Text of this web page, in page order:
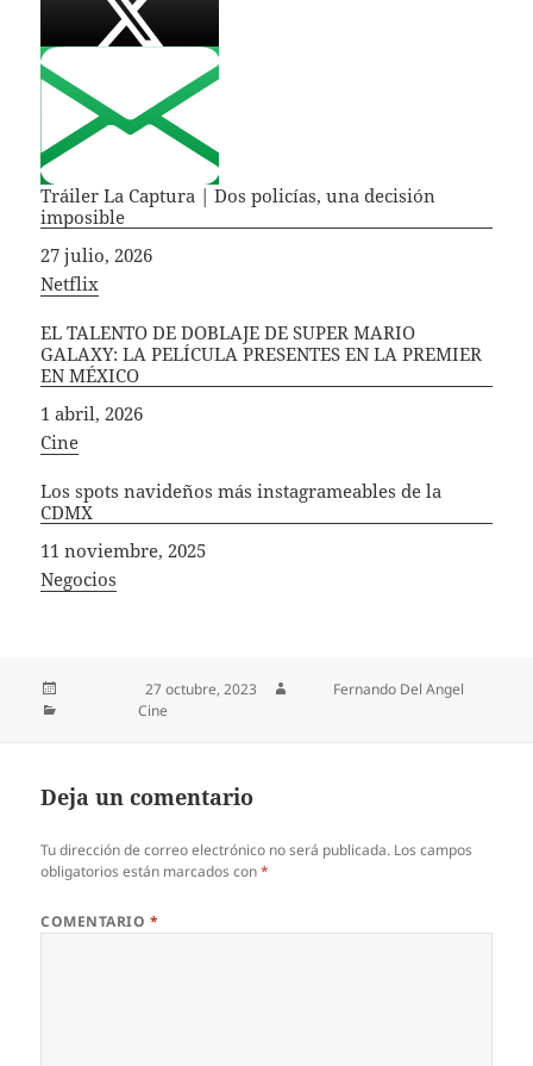
Tráiler La Captura | Dos policías, una decisión
imposible
Fecha
27 julio, 2026
In relation to
Netflix
EL TALENTO DE DOBLAJE DE SUPER MARIO
GALAXY: LA PELÍCULA PRESENTES EN LA PREMIER
EN MÉXICO
Fecha
1 abril, 2026
In relation to
Cine
Los spots navideños más instagrameables de la
CDMX
Fecha
11 noviembre, 2025
In relation to
Negocios
Publicado el27 octubre, 2023
Fernando Del Angel
CategoríasCine
Deja un comentario
Tu dirección de correo electrónico no será publicada. Los campos
obligatorios están marcados con*
COMENTARIO *